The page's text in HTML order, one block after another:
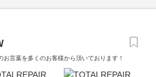
言葉を多くのお客様から頂いております！